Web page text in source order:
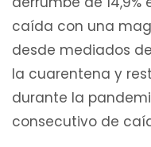
caída con una
desde mediados
la cuarentena y
durante la
consecutivo de